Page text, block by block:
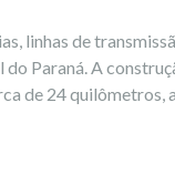
linhas de
Paraná. A
de 24 quilômetros,